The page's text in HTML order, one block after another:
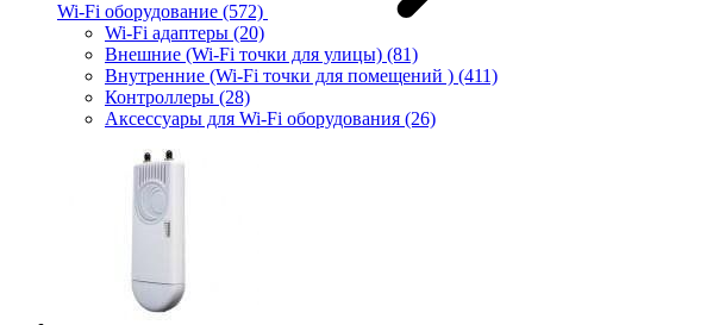
Wi-Fi оборудование (572)
Wi-Fi адаптеры (20)
Внешние (Wi-Fi точки для улицы) (81)
Внутренние (Wi-Fi точки для помещений ) (411)
Контроллеры (28)
Аксессуары для Wi-Fi оборудования (26)